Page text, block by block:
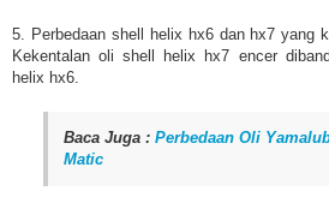
5. Perbedaan shell helix hx6 dan hx7 yang
Kekentalan oli shell helix hx7 encer
helix hx6.
Baca Juga : Perbedaan Oli
Matic